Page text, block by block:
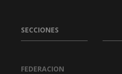
SECCIONES
FEDERACION